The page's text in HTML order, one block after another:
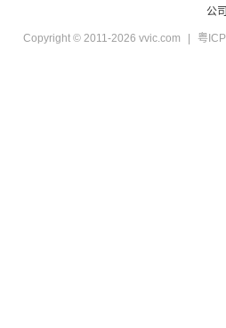
公
Copyright © 2011-2026 vvic.com 粤